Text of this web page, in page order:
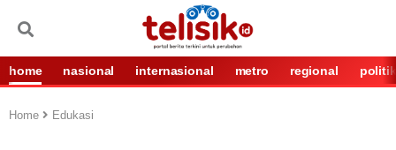
home nasional internasional metro regional politik
Home Edukasi